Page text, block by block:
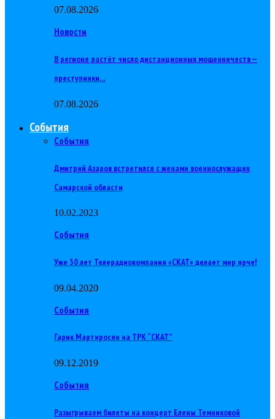
07.08.2026
Новости
В регионе растёт число дистанционных мошенничеств —
преступники…
07.08.2026
События
События
Дмитрий Азаров встретился с женами военнослужащих
Самарской области
10.02.2023
События
Уже 30 лет Телерадиокомпания «СКАТ» делает мир ярче!
09.04.2020
События
Гарик Мартиросян на ТРК “СКАТ”
09.12.2019
События
Разыгрываем билеты на концерт Елены Темниковой